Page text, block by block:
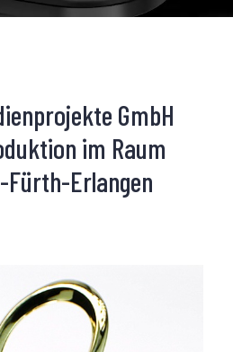
GmbH
im Raum
Fürth-Erlangen